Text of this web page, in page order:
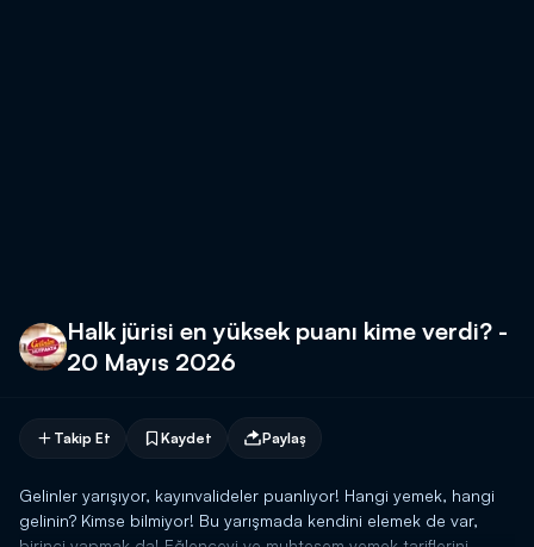
Halk jürisi en yüksek puanı kime verdi? -
20 Mayıs 2026
Takip Et Kaydet Paylaş
Gelinler yarışıyor, kayınvalideler puanlıyor! Hangi yemek, hangi
gelinin? Kimse bilmiyor! Bu yarışmada kendini elemek de var,